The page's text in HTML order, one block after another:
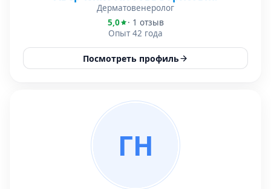
Дерматовенеролог
5,0
· 1 отзыв
Опыт 42 года
Посмотреть профиль
ГН